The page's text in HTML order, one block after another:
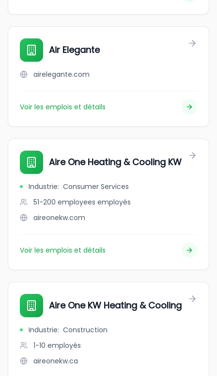
Air Elegante
airelegante.com
Voir les emplois et détails
Aire One Heating & Cooling KW
Industrie: Consumer Services
51-200 employees employés
aireonekw.com
Voir les emplois et détails
Aire One KW Heating & Cooling
Industrie: Construction
1-10 employés
aireonekw.ca